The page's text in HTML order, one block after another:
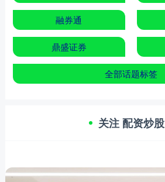
融券通
鼎盛证券
全部话题标签
关注 配资炒股